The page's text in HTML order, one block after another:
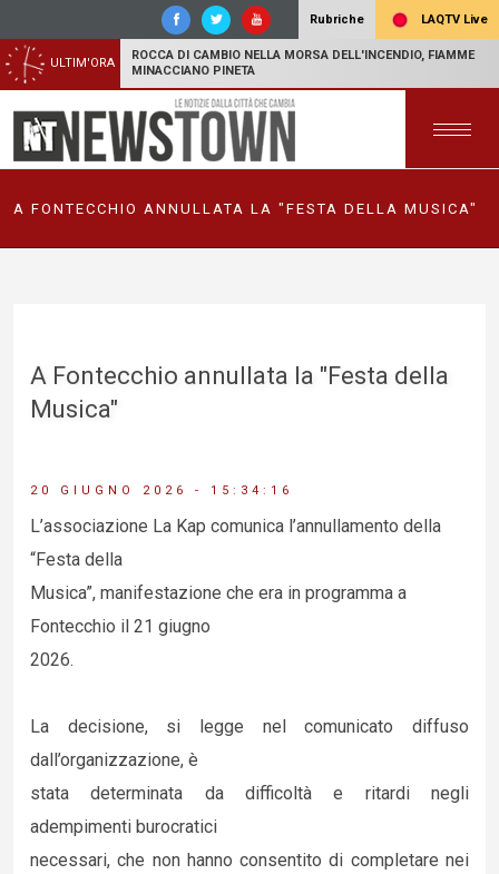
Rubriche LAQTV Live
ULTIM'ORA
ROCCA DI CAMBIO NELLA MORSA DELL'INCENDIO, FIAMME
MINACCIANO PINETA
A FONTECCHIO ANNULLATA LA "FESTA DELLA MUSICA"
A Fontecchio annullata la "Festa della
Musica"
20 GIUGNO 2026 - 15:34:16
L’associazione La Kap comunica l’annullamento della
“Festa della
Musica”, manifestazione che era in programma a
Fontecchio il 21 giugno
2026.
La decisione, si legge nel comunicato diffuso
dall’organizzazione, è
stata determinata da difficoltà e ritardi negli
adempimenti burocratici
necessari, che non hanno consentito di completare nei